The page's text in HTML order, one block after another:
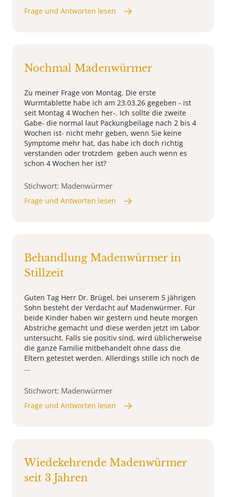
Frage und Antworten lesen
Nochmal Madenwürmer
Zu meiner Frage von Montag. Die erste
Wurmtablette habe ich am 23.03.26 gegeben - ist
seit Montag 4 Wochen her-. Ich sollte die zweite
Gabe- die normal laut Packungbeilage nach 2 bis 4
Wochen ist- nicht mehr geben, wenn Sie keine
Symptome mehr hat, das habe ich doch richtig
verstanden oder trotzdem geben auch wenn es
schon 4 Wochen her ist?
Stichwort: Madenwürmer
Frage und Antworten lesen
Behandlung Madenwürmer in
Stillzeit
Guten Tag Herr Dr. Brügel, bei unserem 5 jährigen
Sohn besteht der Verdacht auf Madenwürmer. Für
beide Kinder haben wir gestern und heute morgen
Abstriche gemacht und diese werden jetzt im Labor
untersucht. Falls sie positiv sind, wird üblicherweise
die ganze Familie mitbehandelt ohne dass die
Eltern getestet werden. Allerdings stille ich noch de
...
Stichwort: Madenwürmer
Frage und Antworten lesen
Wiedekehrende Madenwürmer
seit 3 Jahren